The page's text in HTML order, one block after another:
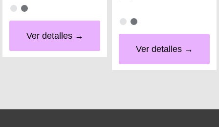
Ver detalles →
Ver detalles →